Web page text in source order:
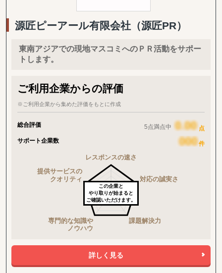
源匠ピーアール有限会社（源匠PR）
東南アジアでの現地マスコミへのＰＲ活動をサポー
トします。
ご利用企業からの評価
※ご利用企業から集めた評価をもとに作成
総合評価 5点満点中
点
サポート企業数
件
この企業と
やり取りが始まると
ご確認いただけます。
詳しく見る